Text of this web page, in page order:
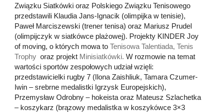
Związku Siatkówki oraz Polskiego Związku Tenisowego
przedstawili Klaudia Jans-Ignacik (olimpijka w tenisie),
Paweł Marciszewski (trener tenisa) oraz Mariusz Prudel
(olimpijczyk w siatkówce plażowej). Projekty KINDER Joy
of moving, o których mowa to Tenisowa Talentiada, Tenis
Trophy oraz projekt Minisiatkówki. W rozmowie na temat
wartości sportów zespołowych udział wzięli:
przedstawicielki rugby 7 (Ilona Zaishliuk, Tamara Czumer-
Iwin – srebrne medalistki Igrzysk Europejskich),
Przemysław Odrobny – hokeista oraz Mateusz Szlachetka
– koszykarz (brązowy medalistka w koszykówce 3×3